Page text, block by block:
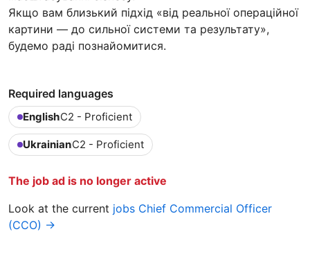
Якщо вам близький підхід «від реальної операційної
картини — до сильної системи та результату»,
будемо раді познайомитися.
Required languages
EnglishC2 - Proficient
UkrainianC2 - Proficient
The job ad is no longer active
Look at the current jobs Chief Commercial Officer
(CCO) →